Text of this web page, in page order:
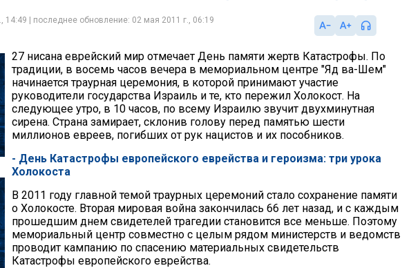
14:49 | последнее обновление: 02 мая 2011 г., 06:19
27 нисана еврейский мир отмечает День памяти жертв Катастрофы. По
традиции, в восемь часов вечера в мемориальном центре "Яд ва-Шем"
начинается траурная церемония, в которой принимают участие
руководители государства Израиль и те, кто пережил Холокост. На
следующее утро, в 10 часов, по всему Израилю звучит двухминутная
сирена. Страна замирает, склонив голову перед памятью шести
миллионов евреев, погибших от рук нацистов и их пособников.
- День Катастрофы европейского еврейства и героизма: три урока
Холокоста
В 2011 году главной темой траурных церемоний стало сохранение памяти
о Холокосте. Вторая мировая война закончилась 66 лет назад, и с каждым
прошедшим днем свидетелей трагедии становится все меньше. Поэтому
мемориальный центр совместно с целым рядом министерств и ведомств
проводит кампанию по спасению материальных свидетельств
Катастрофы европейского еврейства.